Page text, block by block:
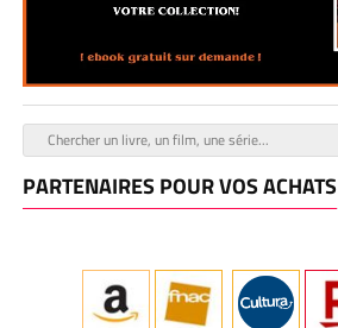
PARTENAIRES POUR VOS ACHATS